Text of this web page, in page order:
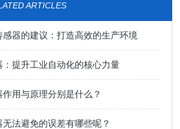
ARTICLES
器的建议：打造高效的生产环境
：提升工业自动化的核心力量
用与原理分别是什么？
法避免的误差有哪些呢？